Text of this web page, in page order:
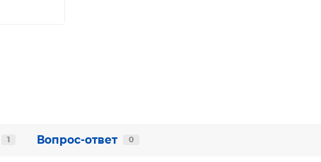
1 Вопрос-ответ 0